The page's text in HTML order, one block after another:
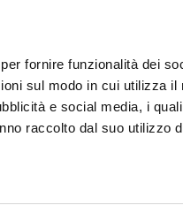
fornire funzionalità dei
sul modo in cui utilizza il
e social media, i
raccolto dal suo utilizzo